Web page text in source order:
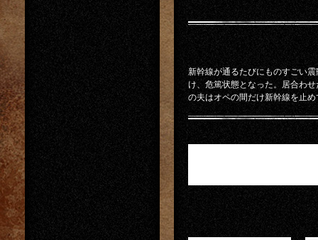
新幹線が通るたびにものすごい
け、危篤状態となった。居合わ
の夫はオペの間だけ新幹線を止